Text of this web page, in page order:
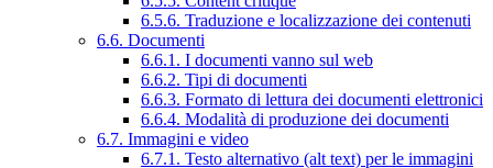
6.5.6. Traduzione e localizzazione dei contenuti
6.6. Documenti
6.6.1. I documenti vanno sul web
6.6.2. Tipi di documenti
6.6.3. Formato di lettura dei documenti elettronici
6.6.4. Modalità di produzione dei documenti
6.7. Immagini e video
6.7.1. Testo alternativo (alt text) per le immagini